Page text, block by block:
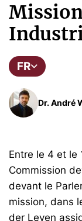
FR
Dr. André
Entre le 4 et le
Commission
devant le
mission, dans
der Leyen